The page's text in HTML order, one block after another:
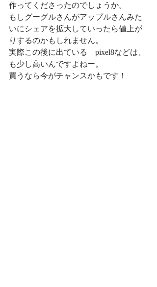
作ってくださったのでしょうか。
もしグーグルさんがアップルさんみた
いにシェアを拡大していったら値上が
りするのかもしれません。
実際この後に出ている　pixel8などは、
も少し高いんですよねー。
買うなら今がチャンスかもです！